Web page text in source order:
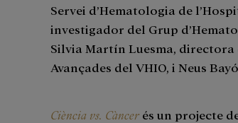
Servei d’Hematologia de
investigador del Grup
Silvia Martín Luesma, directora
Avançades del VHIO, i Neus
Ciència vs. Càncer és un projecte